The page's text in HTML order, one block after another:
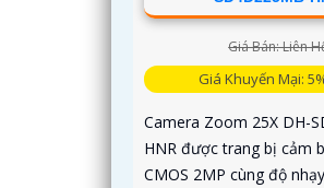
Giá Bán: Liên
Giá Khuyến Mại:
Camera Zoom 25X DH-
HNR được trang bị cảm
CMOS 2MP cùng độ